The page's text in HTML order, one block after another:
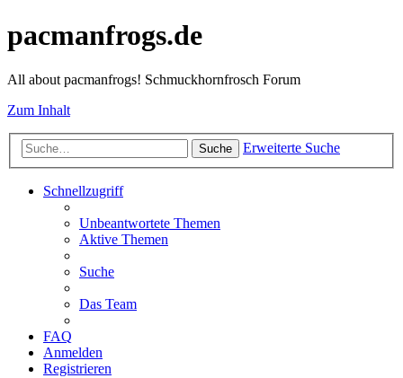
pacmanfrogs.de
All about pacmanfrogs! Schmuckhornfrosch Forum
Zum Inhalt
Suche Erweiterte Suche
Schnellzugriff
Unbeantwortete Themen
Aktive Themen
Suche
Das Team
FAQ
Anmelden
Registrieren